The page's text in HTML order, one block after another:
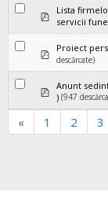
pdfLista
servicii
pdfProiect
descărcate)
pdfAnunt
) (947
« 1 2 3